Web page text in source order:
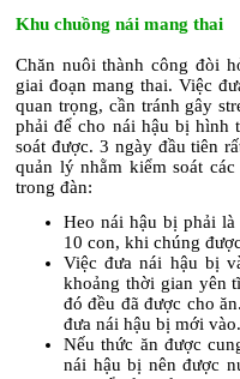
Khu chuồng nái mang thai
Chăn nuôi thành công đòi
giai đoạn mang thai. Việc
quan trọng, cần tránh gây
phải để cho nái hậu bị hình
soát được. 3 ngày đầu tiên
quản lý nhằm kiểm soát
trong đàn:
Heo nái hậu bị phải
10 con, khi chúng
Việc đưa nái hậu bị
khoảng thời gian yên
đó đều đã được cho
đưa nái hậu bị mới vào.
Nếu thức ăn được
nái hậu bị nên được